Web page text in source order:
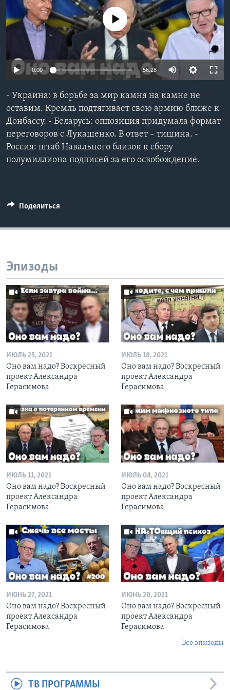
Learning English
СОЦИАЛЬНЫЕ СЕТИ
Языки
No media source currently available
0:00 56:28
- Украина: в борьбе за мир камня на камне не
оставим. Кремль подтягивает свою армию ближе к
Донбассу. - Беларусь: оппозиция придумала формат
переговоров с Лукашенко. В ответ – тишина. -
Россия: штаб Навального близок к сбору
полумиллиона подписей за его освобождение.
Поделиться
Эпизоды
ИЮЛЬ 25, 2021
Оно вам надо? Воскресный
проект Александра
Герасимова
ИЮЛЬ 18, 2021
Оно вам надо? Воскресный
проект Александра
Герасимова
ИЮЛЬ 11, 2021
Оно вам надо? Воскресный
проект Александра
Герасимова
ИЮЛЬ 04, 2021
Оно вам надо? Воскресный
проект Александра
Герасимова
ИЮНЬ 27, 2021
Оно вам надо? Воскресный
проект Александра
Герасимова
ИЮНЬ 20, 2021
Оно вам надо? Воскресный
проект Александра
Герасимова
Все эпизоды
ТВ ПРОГРАММЫ